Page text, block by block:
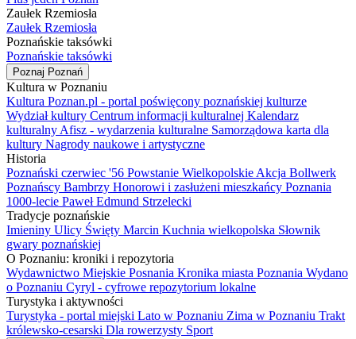
Zaułek Rzemiosła
Zaułek Rzemiosła
Poznańskie taksówki
Poznańskie taksówki
Poznaj Poznań
Kultura w Poznaniu
Kultura Poznan.pl - portal poświęcony poznańskiej kulturze
Wydział kultury Centrum informacji kulturalnej Kalendarz
kulturalny Afisz - wydarzenia kulturalne Samorządowa karta dla
kultury Nagrody naukowe i artystyczne
Historia
Poznański czerwiec '56 Powstanie Wielkopolskie Akcja Bollwerk
Poznańscy Bambrzy Honorowi i zasłużeni mieszkańcy Poznania
1000-lecie Paweł Edmund Strzelecki
Tradycje poznańskie
Imieniny Ulicy Święty Marcin Kuchnia wielkopolska Słownik
gwary poznańskiej
O Poznaniu: kroniki i repozytoria
Wydawnictwo Miejskie Posnania Kronika miasta Poznania Wydano
o Poznaniu Cyryl - cyfrowe repozytorium lokalne
Turystyka i aktywności
Turystyka - portal miejski Lato w Poznaniu Zima w Poznaniu Trakt
królewsko-cesarski Dla rowerzysty Sport